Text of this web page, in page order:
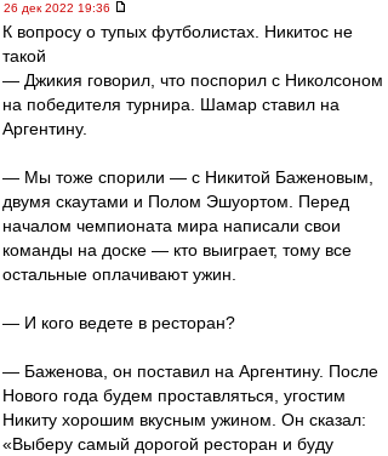
26 дек 2022 19:36
К вопросу о тупых футболистах. Никитос не
такой
— Джикия говорил, что поспорил с Николсоном
на победителя турнира. Шамар ставил на
Аргентину.
— Мы тоже спорили — с Никитой Баженовым,
двумя скаутами и Полом Эшуортом. Перед
началом чемпионата мира написали свои
команды на доске — кто выиграет, тому все
остальные оплачивают ужин.
— И кого ведете в ресторан?
— Баженова, он поставил на Аргентину. После
Нового года будем проставляться, угостим
Никиту хорошим вкусным ужином. Он сказал:
«Выберу самый дорогой ресторан и буду